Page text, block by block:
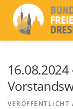
Inhalt
springen
VERÖFFENTLICHT